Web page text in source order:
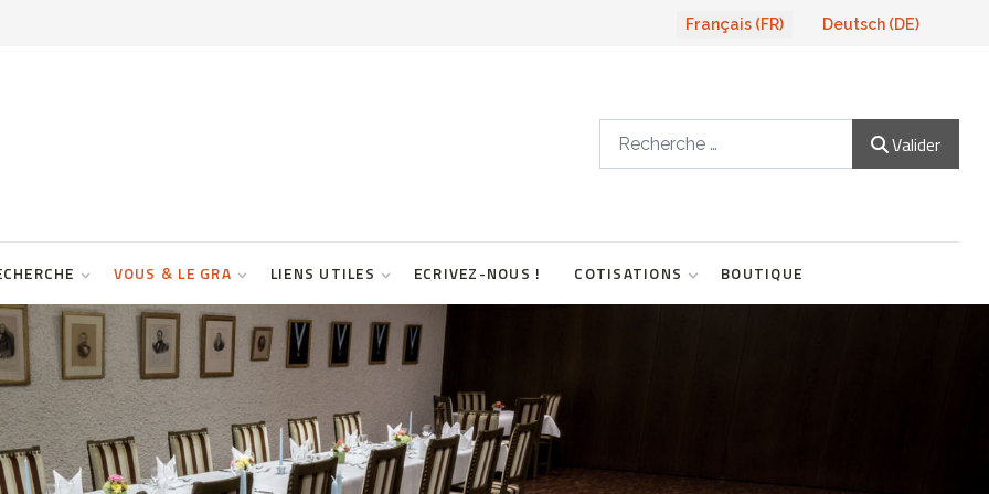
Sélectionnez votre langue
Français (FR) Deutsch (DE)
Valider
VOUS & LE GRA LIENS UTILES ECRIVEZ-NOUS ! COTISATIONS BOUTIQUE